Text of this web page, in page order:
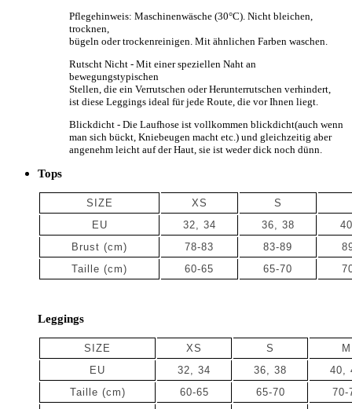
Pflegehinweis: Maschinenwäsche (30°C). Nicht bleichen,
trocknen,
bügeln oder trockenreinigen. Mit ähnlichen Farben waschen.
Rutscht Nicht - Mit einer speziellen Naht an
bewegungstypischen
Stellen, die ein Verrutschen oder Herunterrutschen verhindert,
ist diese Leggings ideal für jede Route, die vor Ihnen liegt.
Blickdicht - Die Laufhose ist vollkommen blickdicht(auch wenn
man sich bückt, Kniebeugen macht etc.) und gleichzeitig aber
angenehm leicht auf der Haut, sie ist weder dick noch dünn.
Tops
SIZE XS S
EU
32, 34 36, 38
Brust (cm)
78-83 83-89
Taille (cm) 60-65 65-70
Leggings
SIZE XS S
M
EU
32, 34 36, 38
40,
Taille (cm)
60-65 65-70
70-